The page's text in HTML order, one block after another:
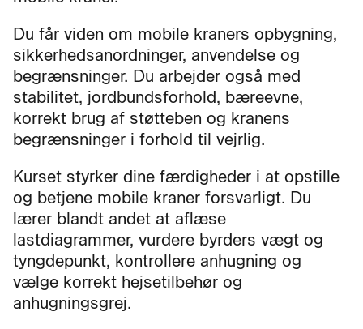
Du får viden om mobile kraners opbygning,
sikkerhedsanordninger, anvendelse og
begrænsninger. Du arbejder også med
stabilitet, jordbundsforhold, bæreevne,
korrekt brug af støtteben og kranens
begrænsninger i forhold til vejrlig.
Kurset styrker dine færdigheder i at opstille
og betjene mobile kraner forsvarligt. Du
lærer blandt andet at aflæse
lastdiagrammer, vurdere byrders vægt og
tyngdepunkt, kontrollere anhugning og
vælge korrekt hejsetilbehør og
anhugningsgrej.